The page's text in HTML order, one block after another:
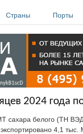
Страны Порты
2024 года
сахара белого (ТН
4,1 тыс.